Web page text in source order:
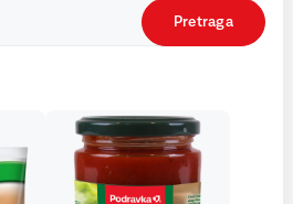
Pretraga